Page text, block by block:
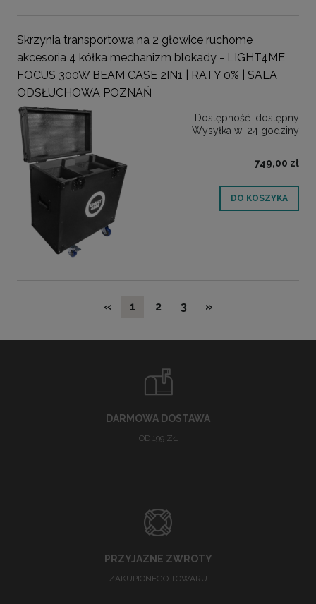
Skrzynia transportowa na 2 głowice ruchome
akcesoria 4 kółka mechanizm blokady - LIGHT4ME
FOCUS 300W BEAM CASE 2IN1 | RATY 0% | SALA
ODSŁUCHOWA POZNAŃ
Dostępność: dostępny
Wysyłka w: 24 godziny
749,00 zł
DO KOSZYKA
« 1 2 3 »
DARMOWA DOSTAWA
OD 199 ZŁ
PRZYJAZNE ZWROTY
ZAKUPIONEGO TOWARU